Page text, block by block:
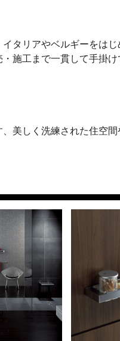
タリアやベルギーをは
施工まで一貫して手掛け
美しく洗練された住空